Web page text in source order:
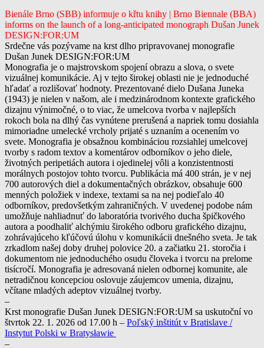
Bienále Brno (SBB) informuje o křtu knihy | Brno Biennale (BBA)
informs on the launch of a long-anticipated monograph Dušan Junek
DESIGN:FOR:UM
Srdečne vás pozývame na krst dlho pripravovanej monografie
Dušan Junek DESIGN:FOR:UM
Monografia je o majstrovskom spojení obrazu a slova, o svete
vizuálnej komunikácie. Aj v tejto širokej oblasti nie je jednoduché
hľadať a rozlišovať hodnoty. Prezentované dielo Dušana Juneka
(1943) je nielen v našom, ale i medzinárodnom kontexte grafického
dizajnu výnimočné, o to viac, že umelcova tvorba v najlepších
rokoch bola na dlhý čas vynútene prerušená a napriek tomu dosiahla
mimoriadne umelecké vrcholy prijaté s uznaním a ocenením vo
svete. Monografia je obsažnou kombináciou rozsiahlej umelcovej
tvorby s radom textov a komentárov odborníkov o jeho diele,
životných peripetiách autora i ojedinelej vôli a konzistentnosti
morálnych postojov tohto tvorcu. Publikácia má 400 strán, je v nej
700 autorových diel a dokumentačných obrázkov, obsahuje 600
menných položiek v indexe, textami sa na nej podieľalo 40
odborníkov, predovšetkým zahraničných. V uvedenej podobe nám
umožňuje nahliadnuť do laboratória tvorivého ducha špičkového
autora a poodhaliť alchýmiu širokého odboru grafického dizajnu,
zohrávajúceho kľúčovú úlohu v komunikácii dnešného sveta. Je tak
zrkadlom našej doby druhej polovice 20. a začiatku 21. storočia i
dokumentom nie jednoduchého osudu človeka i tvorcu na prelome
tisícročí. Monografia je adresovaná nielen odbornej komunite, ale
netradičnou koncepciou oslovuje záujemcov umenia, dizajnu,
včítane mladých adeptov vizuálnej tvorby.
–
Krst monografie Dušan Junek DESIGN:FOR:UM sa uskutoční vo
štvrtok 22. 1. 2026 od 17.00 h – Poľský inštitút v Bratislave /
Instytut Polski w Bratysławie
–